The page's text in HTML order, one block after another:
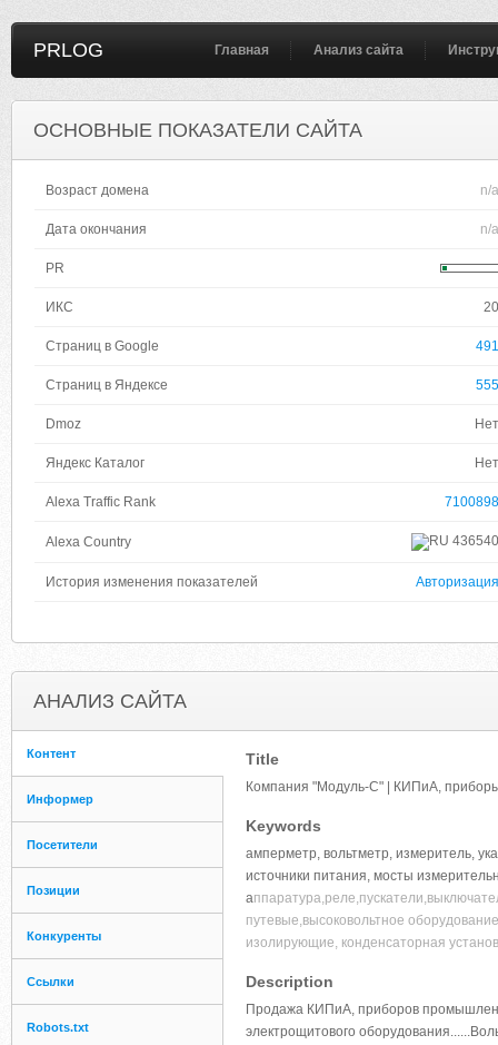
PRLOG Главная Анализ сайта
ОСНОВНЫЕ ПОКАЗАТЕЛИ САЙТА
Возраст домена n/a
Дата окончания n/a
PR
ИКС 20
Страниц в Google 491
Страниц в Яндексе 555
Dmoz Нет
Яндекс Каталог Нет
Alexa Traffic Rank 7100898
Alexa Country 436540
История изменения показателей Авторизация
АНАЛИЗ САЙТА
Контент
Информер
Посетители
Позиции
Конкуренты
Ссылки
Robots.txt
Title
Компания "Модуль-С" | КИПиА,
Keywords
амперметр, вольтметр, измеритель,
источники питания, мосты
а
путевые,высоковольтное
изолирующие, конденсаторная
Description
Продажа КИПиА, приборов
электрощитового